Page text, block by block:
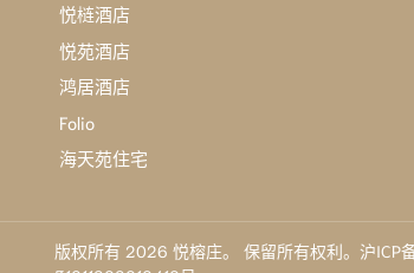
悦梿酒店
悦苑酒店
鸿居酒店
Folio
海天苑住宅
版权所有 2026 悦榕庄。 保留所有权利。沪ICP